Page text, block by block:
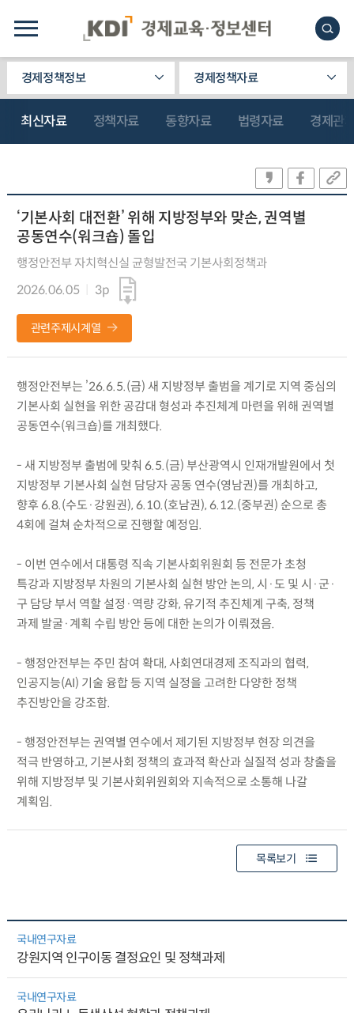
경제정책정보 경제정책자료
최신자료 정책자료 동향자료 법령자료 경제관
‘기본사회 대전환’ 위해 지방정부와 맞손, 권역별
공동연수(워크숍) 돌입
행정안전부 자치혁신실 균형발전국 기본사회정책과
2026.06.05
3p
관련주제시계열
행정안전부는 ’26.6.5.(금) 새 지방정부 출범을 계기로 지역 중심의
기본사회 실현을 위한 공감대 형성과 추진체계 마련을 위해 권역별
공동연수(워크숍)를 개최했다.
- 새 지방정부 출범에 맞춰 6.5.(금) 부산광역시 인재개발원에서 첫
지방정부 기본사회 실현 담당자 공동 연수(영남권)를 개최하고,
향후 6.8.(수도·강원권), 6.10.(호남권), 6.12.(중부권) 순으로 총
4회에 걸쳐 순차적으로 진행할 예정임.
- 이번 연수에서 대통령 직속 기본사회위원회 등 전문가 초청
특강과 지방정부 차원의 기본사회 실현 방안 논의, 시·도 및 시·군·
구 담당 부서 역할 설정·역량 강화, 유기적 추진체계 구축, 정책
과제 발굴·계획 수립 방안 등에 대한 논의가 이뤄졌음.
- 행정안전부는 주민 참여 확대, 사회연대경제 조직과의 협력,
인공지능(AI) 기술 융합 등 지역 실정을 고려한 다양한 정책
추진방안을 강조함.
- 행정안전부는 권역별 연수에서 제기된 지방정부 현장 의견을
적극 반영하고, 기본사회 정책의 효과적 확산과 실질적 성과 창출을
위해 지방정부 및 기본사회위원회와 지속적으로 소통해 나갈
계획임.
목록보기
국내연구자료
강원지역 인구이동 결정요인 및 정책과제
국내연구자료